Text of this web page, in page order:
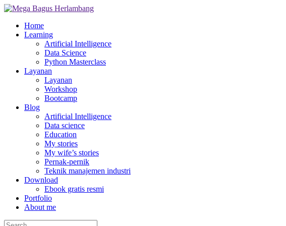
Home
Learning
Artificial Intelligence
Data Science
Python Masterclass
Layanan
Layanan
Workshop
Bootcamp
Blog
Artificial Intelligence
Data science
Education
My stories
My wife’s stories
Pernak-pernik
Teknik manajemen industri
Download
Ebook gratis resmi
Portfolio
About me